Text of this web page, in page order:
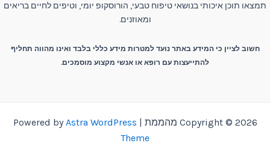
תמצאו תוכן איכותי בנושאי טיפוח טבעי, הורוסקופ יומי, וטיפים לחיים בריאים
ומאוזנים.
חשוב לציין כי המידע באתר נועד למטרות מידע כללי בלבד ואינו מהווה תחליף
להתייעצות עם רופא או אנשי מקצוע מוסמכים.
Copyright © 2026 מהממת | Powered by
Astra WordPress
Theme